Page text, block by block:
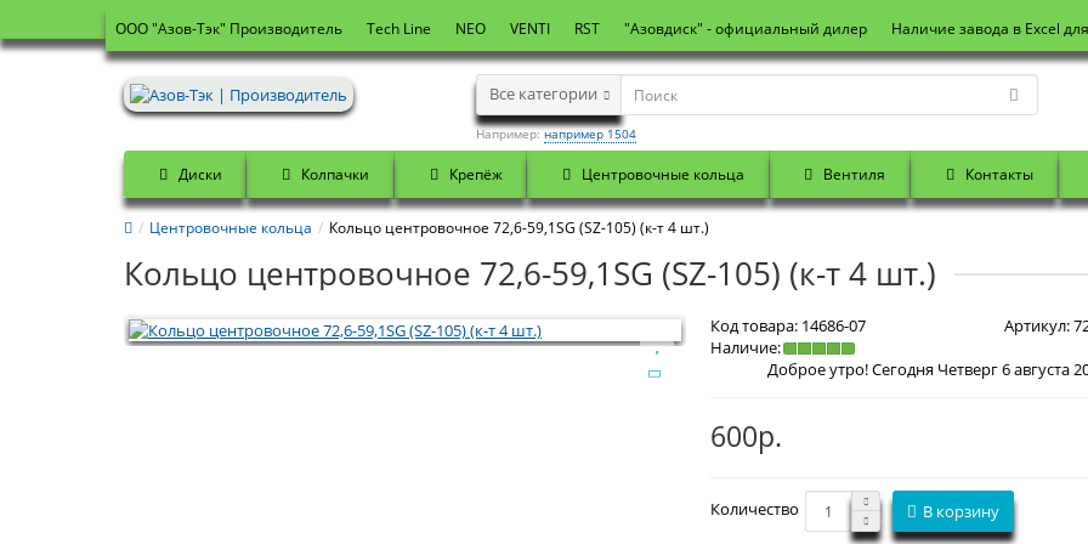
OOO "Азов-Тэк" Производитель Tech Line NEO VENTI RST "Азовдиск" - официальный дилер Наличие завода в Excel
Все категории
Например:например 1504
Диски Колпачки Крепёж Центровочные кольца Вентиля Контакты
Центровочные кольца Кольцо центровочное 72,6-59,1SG (SZ-105) (к-т 4 шт.)
Кольцо центровочное 72,6-59,1SG (SZ-105) (к-т 4 шт.)
Код товара: 14686-07 Артикул:
Наличие:
600р.
Количество В корзину